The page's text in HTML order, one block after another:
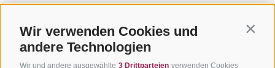
Wir verwenden Cookies und
andere Technologien
Wir und andere ausgewählte 3 Drittparteien verwenden Cookies